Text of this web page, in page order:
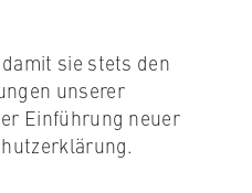
sie stets den
unserer
Einführung neuer